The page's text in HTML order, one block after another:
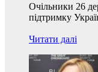
Очільники 26
підтримку
Читати далі